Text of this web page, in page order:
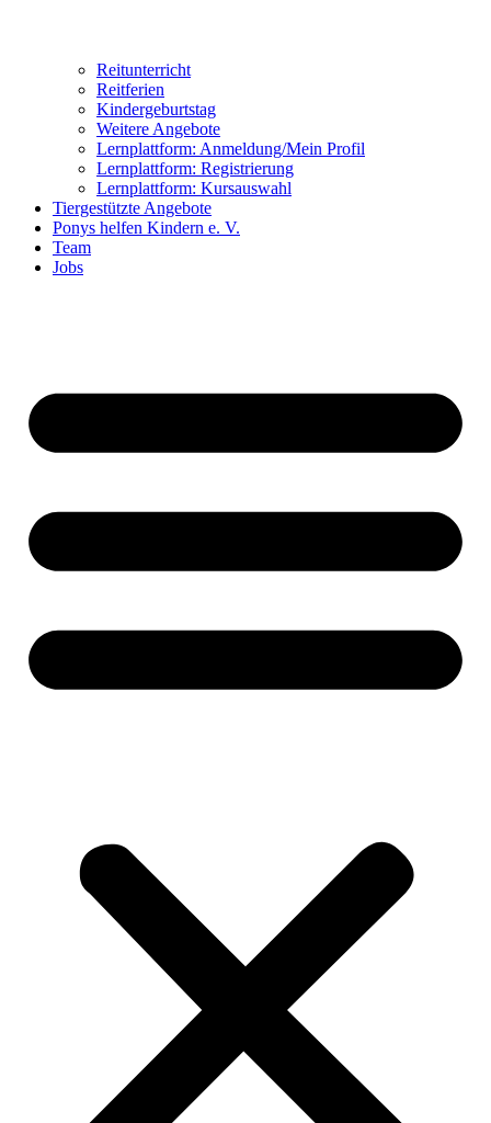
Reitunterricht
Reitferien
Kindergeburtstag
Weitere Angebote
Lernplattform: Anmeldung/Mein Profil
Lernplattform: Registrierung
Lernplattform: Kursauswahl
Tiergestützte Angebote
Ponys helfen Kindern e. V.
Team
Jobs